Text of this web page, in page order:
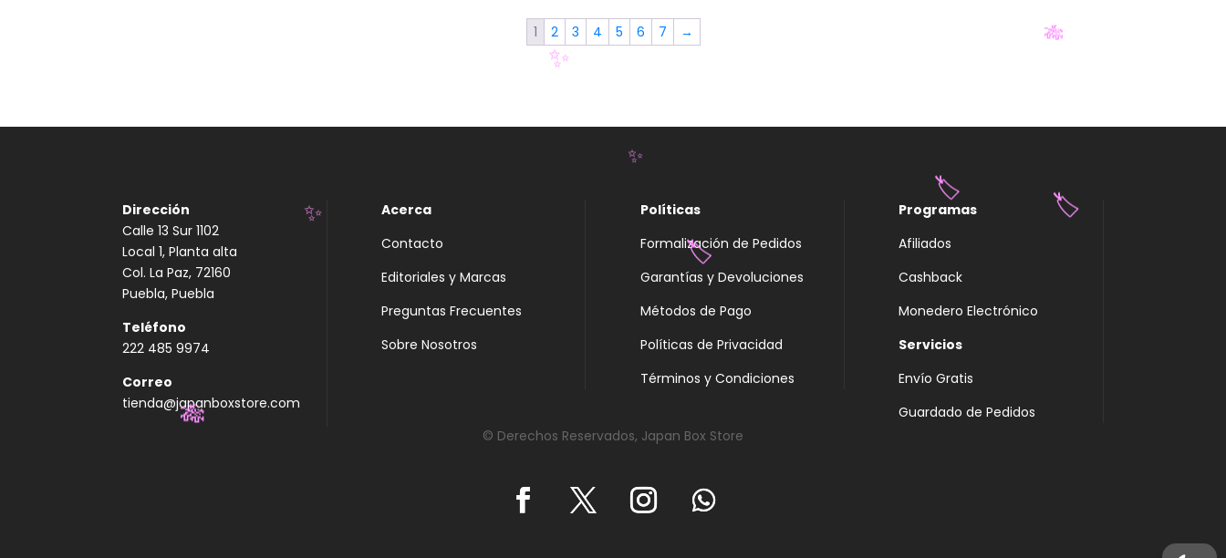
1 2 3 4 5 6 7 →
Dirección
Calle 13 Sur 1102
Local 1, Planta alta
Col. La Paz, 72160
Puebla, Puebla
Teléfono
222 485 9974
Correo
tienda@japanboxstore.com
Acerca
Contacto
Editoriales y Marcas
Preguntas Frecuentes
Sobre Nosotros
Políticas
Formalización de Pedidos
Garantías y Devoluciones
Métodos de Pago
Políticas de Privacidad
Términos y Condiciones
Programas
Afiliados
Cashback
Monedero Electrónico
Servicios
Envío Gratis
Guardado de Pedidos
© Derechos Reservados, Japan Box Store
🏷️
🎋
🏷️